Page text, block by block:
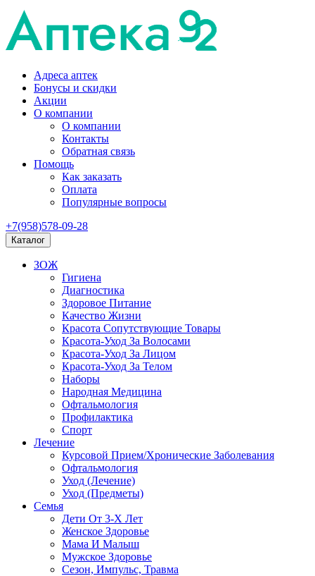
Адреса аптек
Бонусы и скидки
Акции
О компании
О компании
Контакты
Обратная связь
Помощь
Как заказать
Оплата
Популярные вопросы
+7(958)578-09-28
Каталог
ЗОЖ
Гигиена
Диагностика
Здоровое Питание
Качество Жизни
Красота Сопутствующие Товары
Красота-Уход За Волосами
Красота-Уход За Лицом
Красота-Уход За Телом
Наборы
Народная Медицина
Офтальмология
Профилактика
Спорт
Лечение
Курсовой Прием/Хронические Заболевания
Офтальмология
Уход (Лечение)
Уход (Предметы)
Семья
Дети От 3-Х Лет
Женское Здоровье
Мама И Малыш
Мужское Здоровье
Сезон, Импульс, Травма